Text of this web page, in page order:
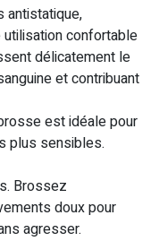
antistatique,
confortable
délicatement le
et contribuant
est idéale pour
plus sensibles.
Brossez
doux pour
agresser.